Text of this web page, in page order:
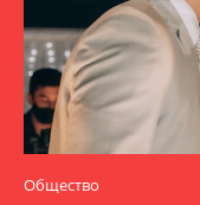
Общество